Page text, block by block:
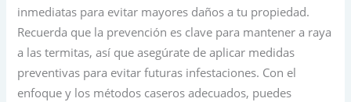
inmediatas para evitar mayores daños a tu propiedad.
Recuerda que la prevención es clave para mantener a raya
a las termitas, así que asegúrate de aplicar medidas
preventivas para evitar futuras infestaciones. Con el
enfoque y los métodos caseros adecuados, puedes